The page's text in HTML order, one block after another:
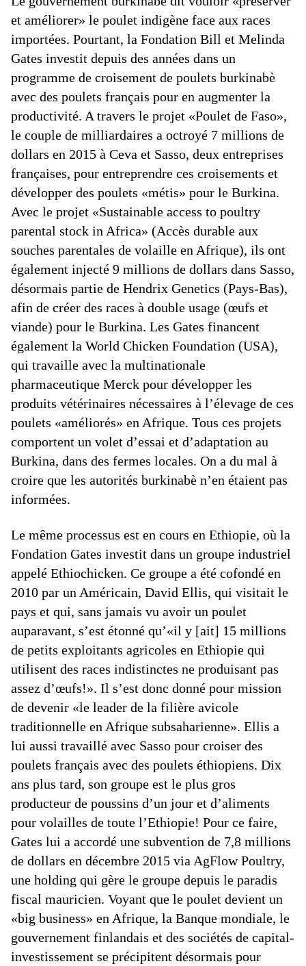
et améliorer» le poulet indigène face aux races
importées. Pourtant, la Fondation Bill et Melinda
Gates investit depuis des années dans un
programme de croisement de poulets burkinabè
avec des poulets français pour en augmenter la
productivité. A travers le projet «Poulet de Faso»,
le couple de milliardaires a octroyé 7 millions de
dollars en 2015 à Ceva et Sasso, deux entreprises
françaises, pour entreprendre ces croisements et
développer des poulets «métis» pour le Burkina.
Avec le projet «Sustainable access to poultry
parental stock in Africa» (Accès durable aux
souches parentales de volaille en Afrique), ils ont
également injecté 9 millions de dollars dans Sasso,
désormais partie de Hendrix Genetics (Pays-Bas),
afin de créer des races à double usage (œufs et
viande) pour le Burkina. Les Gates financent
également la World Chicken Foundation (USA),
qui travaille avec la multinationale
pharmaceutique Merck pour développer les
produits vétérinaires nécessaires à l’élevage de ces
poulets «améliorés» en Afrique. Tous ces projets
comportent un volet d’essai et d’adaptation au
Burkina, dans des fermes locales. On a du mal à
croire que les autorités burkinabè n’en étaient pas
informées.
Le même processus est en cours en Ethiopie, où la
Fondation Gates investit dans un groupe industriel
appelé Ethiochicken. Ce groupe a été cofondé en
2010 par un Américain, David Ellis, qui visitait le
pays et qui, sans jamais vu avoir un poulet
auparavant, s’est étonné qu’«il y [ait] 15 millions
de petits exploitants agricoles en Ethiopie qui
utilisent des races indistinctes ne produisant pas
assez d’œufs!». Il s’est donc donné pour mission
de devenir «le leader de la filière avicole
traditionnelle en Afrique subsaharienne». Ellis a
lui aussi travaillé avec Sasso pour croiser des
poulets français avec des poulets éthiopiens. Dix
ans plus tard, son groupe est le plus gros
producteur de poussins d’un jour et d’aliments
pour volailles de toute l’Ethiopie! Pour ce faire,
Gates lui a accordé une subvention de 7,8 millions
de dollars en décembre 2015 via AgFlow Poultry,
une holding qui gère le groupe depuis le paradis
fiscal mauricien. Voyant que le poulet devient un
«big business» en Afrique, la Banque mondiale, le
gouvernement finlandais et des sociétés de capital-
investissement se précipitent désormais pour